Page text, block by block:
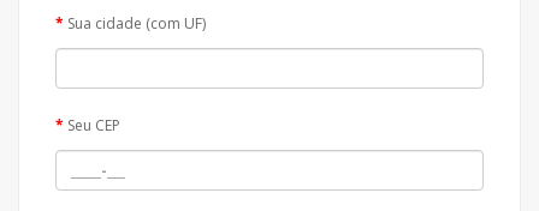
Sua cidade (com UF)
Seu CEP